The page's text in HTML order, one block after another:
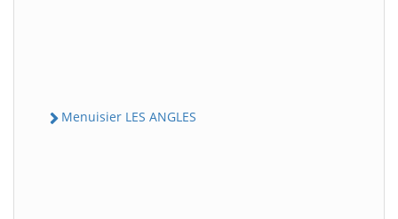
Menuisier LES ANGLES